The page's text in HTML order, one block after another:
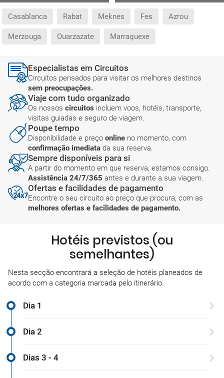
Casablanca Rabat Meknes Fes Azrou
Merzouga Ouarzazate Marraquexe
Especialistas em Circuitos
Circuitos pensados para visitar os melhores destinos
sem preocupações.
Viaje com tudo organizado
Os nossos circuitos incluem voos, hotéis, transporte,
visitas guiadas e seguro de viagem.
Poupe tempo
Disponibilidade e preço online no momento, com
confirmação imediata da sua reserva.
Sempre disponíveis para si
A partir do momento em que reserva, estamos consigo.
Assistência 24/7/365 antes e durante a sua viagem.
Ofertas e facilidades de pagamento
Encontre o seu circuito ao preço que procura, com as
melhores ofertas e facilidades de pagamento.
Hotéis previstos (ou
semelhantes)
Nesta secção encontrará a seleção de hotéis planeados de
acordo com a categoria marcada pelo itinerário.
Dia 1
Dia 2
Dias 3 - 4